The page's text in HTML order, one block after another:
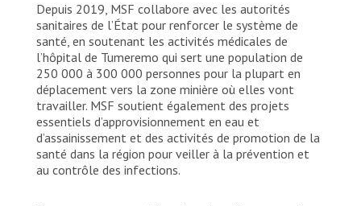
Depuis 2019, MSF collabore avec les autorités
sanitaires de l’État pour renforcer le système de
santé, en soutenant les activités médicales de
l’hôpital de Tumeremo qui sert une population de
250 000 à 300 000 personnes pour la plupart en
déplacement vers la zone minière où elles vont
travailler. MSF soutient également des projets
essentiels d’approvisionnement en eau et
d’assainissement et des activités de promotion de la
santé dans la région pour veiller à la prévention et
au contrôle des infections.